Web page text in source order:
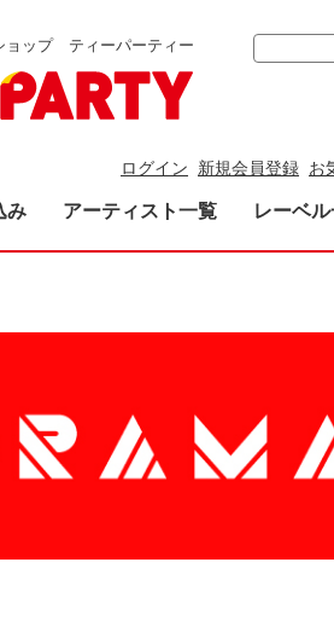
ョップ ティーパーティー
ログイン 新規会員登録 お
み アーティスト一覧 レーベ